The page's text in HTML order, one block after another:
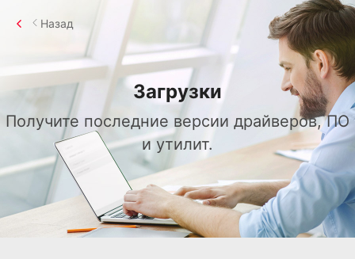
Загрузки
Получите последние версии драйверов, ПО
и утилит.
Назад